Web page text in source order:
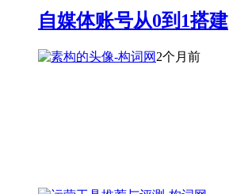
自媒体账号从0到1搭建
2个月前